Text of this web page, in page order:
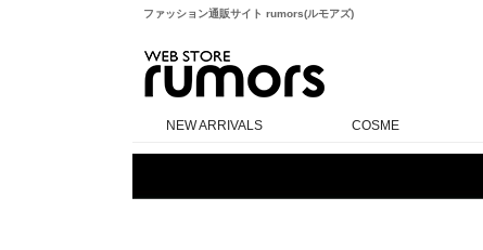
ファッション通販サイト rumors(ルモアズ)
NEW ARRIVALS COSME